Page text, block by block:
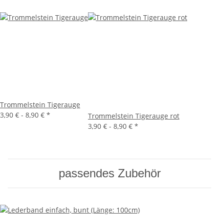
Trommelstein Tigerauge
3,90 € - 8,90 € *
Trommelstein Tigerauge rot
3,90 € - 8,90 € *
passendes Zubehör